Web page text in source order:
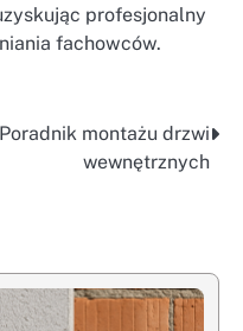
profesjonalny
fachowców.
Poradnik montażu drzwi
wewnętrznych